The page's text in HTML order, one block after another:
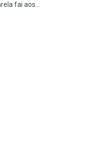
fai aos...